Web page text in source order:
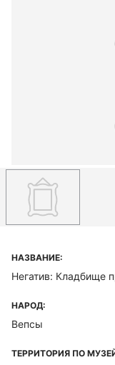
НАЗВАНИЕ:
Негатив: Кладбище
НАРОД:
Вепсы
ТЕРРИТОРИЯ ПО